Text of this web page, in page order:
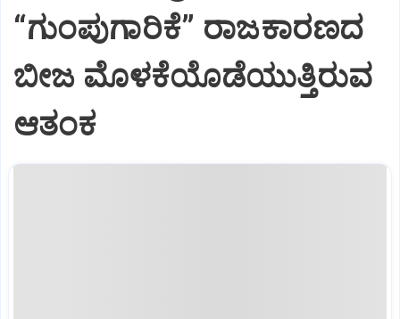
“ಗುಂಪುಗಾರಿಕೆ” ರಾಜಕಾರಣದ
ಬೀಜ ಮೊಳಕೆಯೊಡೆಯುತ್ತಿರುವ
ಆತಂಕ